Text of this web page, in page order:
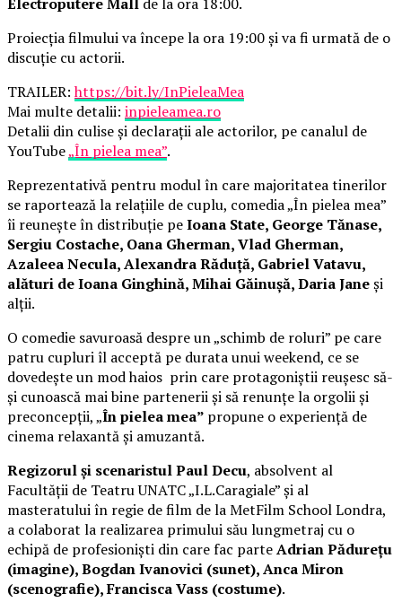
Proiecția filmului va începe la ora 19:00 și va fi urmată de o
discuție cu actorii.
TRAILER:https://bit.ly/InPieleaMea
Mai multe detalii: inpieleamea.ro
Detalii din culise și declarații ale actorilor, pe canalul de
YouTube„În pielea mea”.
Reprezentativă pentru modul în care majoritatea tinerilor
se raportează la relațiile de cuplu, comedia „În pielea mea”
îi reunește în distribuție peIoana State, George Tănase,
Sergiu Costache, Oana Gherman, Vlad Gherman,
Azaleea Necula, Alexandra Răduță, Gabriel Vatavu,
alături de Ioana Ginghină, Mihai Găinușă, Daria Janeși
alții.
O comedie savuroasă despre un „schimb de roluri” pe care
patru cupluri îl acceptă pe durata unui weekend, ce se
dovedește un mod haios prin care protagoniștii reușesc să-
și cunoască mai bine partenerii și să renunțe la orgolii și
preconcepții, „În pielea mea” propune o experiență de
cinema relaxantă și amuzantă.
Regizorul și scenaristul Paul Decu, absolvent al
Facultății de Teatru UNATC „I.L.Caragiale” și al
masteratului în regie de film de la MetFilm School Londra,
a colaborat la realizarea primului său lungmetraj cu o
echipă de profesioniști din care fac parteAdrian Pădurețu
(imagine), Bogdan Ivanovici (sunet), Anca Miron
(scenografie), Francisca Vass (costume).